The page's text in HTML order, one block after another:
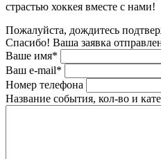
страстью хоккея вместе с нами!
Пожалуйста, дождитесь
Спасибо! Ваша заявка
Ваше имя*
Ваш e-mail*
Номер телефона
Название события, кол-во и